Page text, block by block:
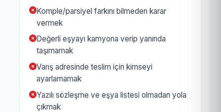
Komple/parsiyel farkını bilmeden karar
vermek
Değerli eşyayı kamyona verip yanında
taşımamak
Varış adresinde teslim için kimseyi
ayarlamamak
Yazılı sözleşme ve eşya listesi olmadan yola
çıkmak